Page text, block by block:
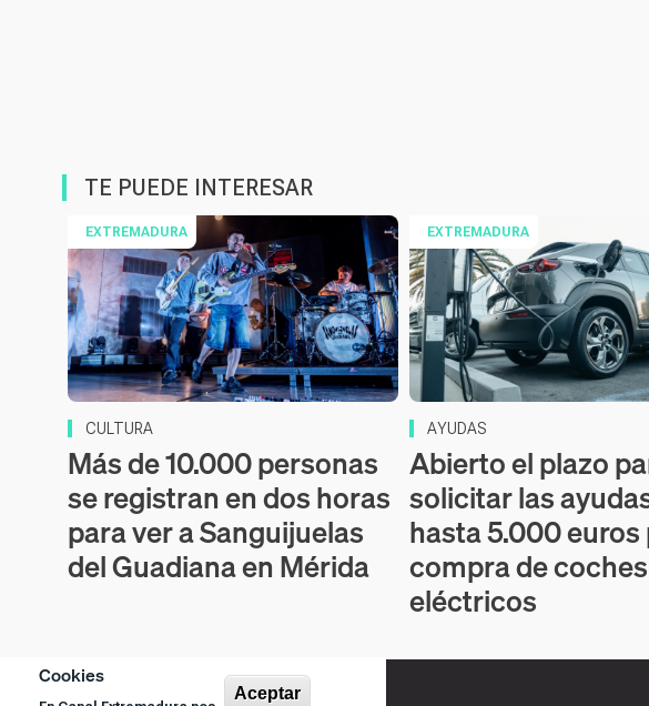
Cookies
Aceptar
TE PUEDE INTERESAR
EXTREMADURA
CULTURA
Más de 10.000 personas
se registran en dos horas
para ver a Sanguijuelas
del Guadiana en Mérida
EXTREMADURA
AYUDAS
Abierto el plazo
solicitar las
hasta 5.000 euros
compra de coches
eléctricos